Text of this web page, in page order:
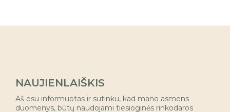
NAUJIENLAIŠKIS
Aš esu informuotas ir sutinku, kad mano asmens
duomenys, būtų naudojami tiesioginės rinkodaros